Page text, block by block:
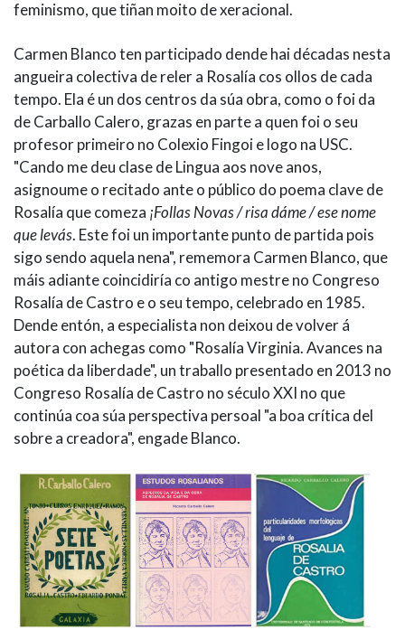
feminismo, que tiñan moito de xeracional.
Carmen Blanco ten participado dende hai décadas nesta
angueira colectiva de reler a Rosalía cos ollos de cada
tempo. Ela é un dos centros da súa obra, como o foi da
de Carballo Calero, grazas en parte a quen foi o seu
profesor primeiro no Colexio Fingoi e logo na USC.
"Cando me deu clase de Lingua aos nove anos,
asignoume o recitado ante o público do poema clave de
Rosalía que comeza ¡Follas Novas / risa dáme / ese nome
que levás. Este foi un importante punto de partida pois
sigo sendo aquela nena", rememora Carmen Blanco, que
máis adiante coincidiría co antigo mestre no Congreso
Rosalía de Castro e o seu tempo, celebrado en 1985.
Dende entón, a especialista non deixou de volver á
autora con achegas como "Rosalía Virginia. Avances na
poética da liberdade", un traballo presentado en 2013 no
Congreso Rosalía de Castro no século XXI no que
continúa coa súa perspectiva persoal "a boa crítica del
sobre a creadora", engade Blanco.